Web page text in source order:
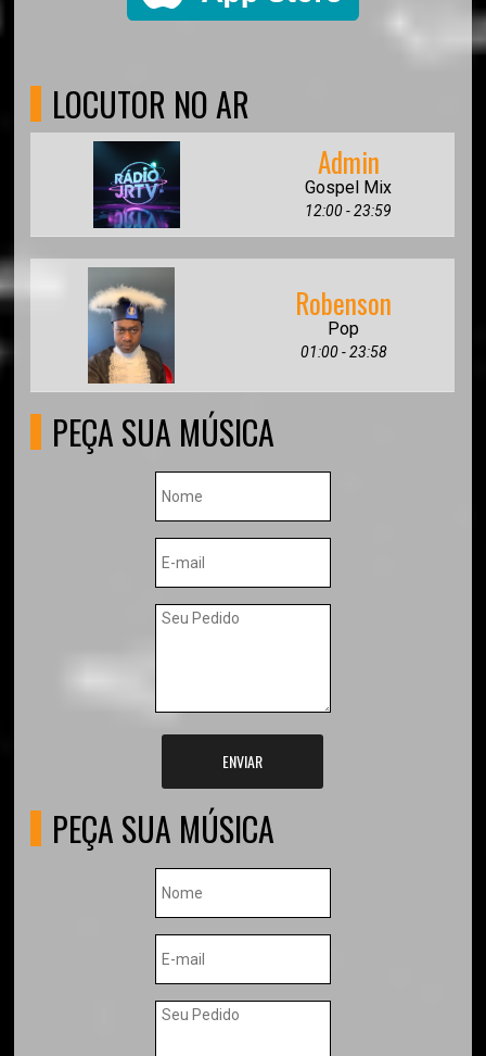
LOCUTOR NO AR
Admin
Gospel Mix
12:00 - 23:59
Robenson
Pop
01:00 - 23:58
PEÇA SUA MÚSICA
ENVIAR
PEÇA SUA MÚSICA